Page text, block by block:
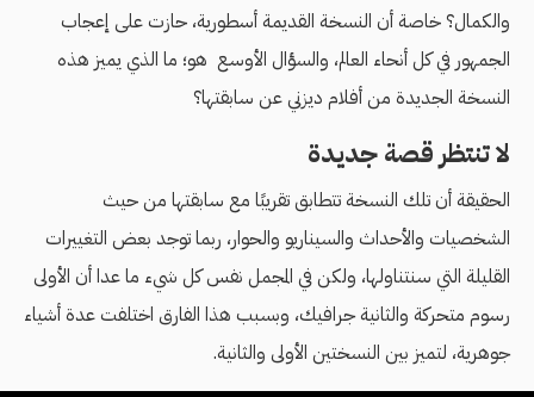
والكمال؟ خاصة أن النسخة القديمة أسطورية، حازت على إعجاب
الجمهور في كل أنحاء العالم، والسؤال اﻷوسع هو؛ ما الذي يميز هذه
النسخة الجديدة من أفلام ديزني عن سابقتها؟
لا تنتظر قصة جديدة
الحقيقة أن تلك النسخة تتطابق تقريبًا مع سابقتها من حيث
الشخصيات والأحداث والسيناريو والحوار، ربما توجد بعض التغييرات
القليلة التي سنتناولها، ولكن في المجمل نفس كل شيء ما عدا أن الأولى
رسوم متحركة والثانية جرافيك، وبسبب هذا الفارق اختلفت عدة أشياء
جوهرية، لتميز بين النسختين الأولى والثانية.